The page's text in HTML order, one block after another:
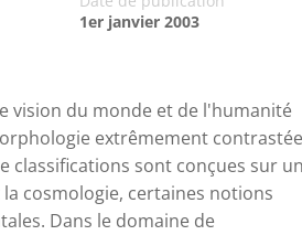
1er janvier 2003
vision du monde et de l'humanité
extrêmement
classifications sont conçues sur un
cosmologie, certaines notions
Dans le domaine de